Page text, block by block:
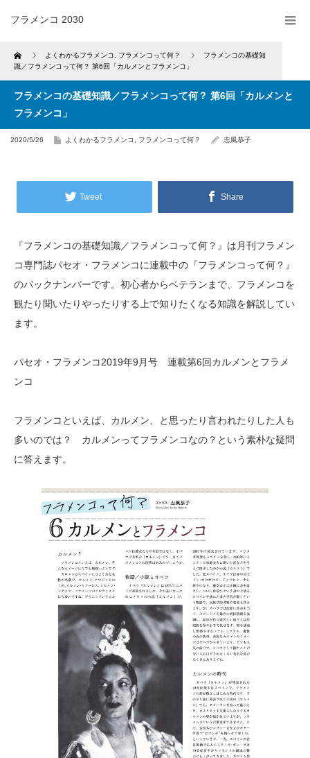
フラメンコ 2030
Home よくわかるフラメンコ フラメンコって何？
フラメンコの基礎知
識／フラメンコって何？ 第6回「カルメンとフラメンコ」
フラメンコの基礎知識／フラメンコって何？ 第6回「カルメンと
フラメンコ」
2020/5/26 よくわかるフラメンコ フラメンコって何？ 志風恭子
Tweet Share
『フラメンコの基礎知識／フラメンコって何？』は月刊フラメン
コ専門誌パセオ・フラメンコに連載中の『フラメンコって何？』
のバックナンバーです。初心者からベテランまで、フラメンコを
観たり聞いたりやったりする上で知りたくなる知識を解説してい
ます。
パセオ・フラメンコ2019年9月号 連載第6回カルメンとフラメ
ンコ
フラメンコといえば、カルメン、と思ったり言われたりした人も
多いのでは？ カルメンってフラメンコなの？という素朴な疑問
に答えます。